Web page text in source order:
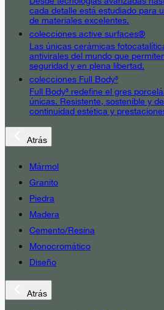
cada detalle está estudiado para
de materiales excelentes.
colecciones active surfaces®
Las únicas cerámicas
antivirales del mundo que
seguridad y en plena libertad.
colecciones Full Body³
Full Body³ redefine el gres
únicas. Resistente, sostenible y
continuidad estética y
Atrás
Mármol
Granito
Piedra
Madera
Cemento/Resina
Monocromático
Diseño
Atrás